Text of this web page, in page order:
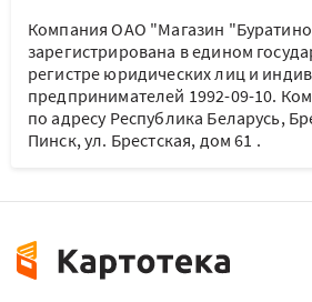
Компания ОАО "Магазин
зарегистрирована в едином
регистре юридических лиц и
предпринимателей 1992-09-10.
по адресу Республика Беларусь,
Пинск, ул. Брестская, дом 61 .